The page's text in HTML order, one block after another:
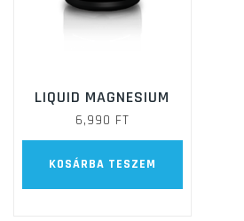
LIQUID MAGNESIUM
6,990 FT
KOSÁRBA TESZEM